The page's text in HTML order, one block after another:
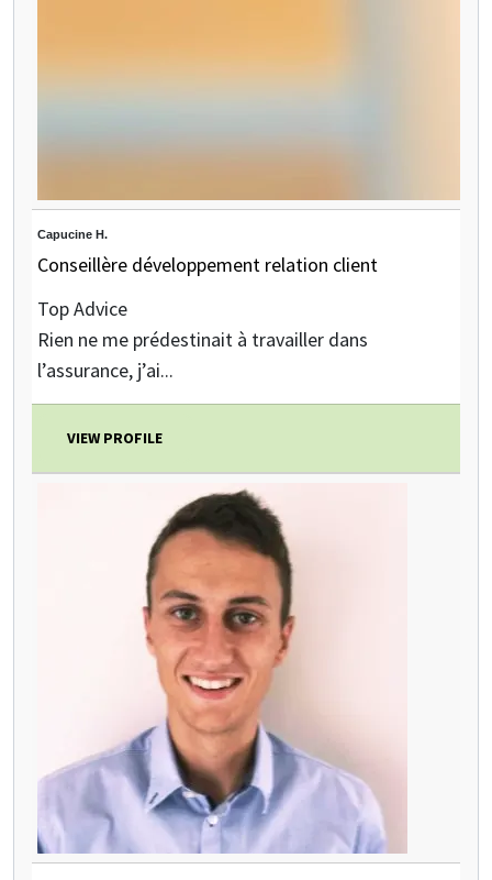
Capucine H.
Conseillère développement relation client
Top Advice
Rien ne me prédestinait à travailler dans
l’assurance, j’ai...
VIEW PROFILE